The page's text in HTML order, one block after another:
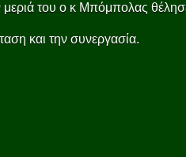
του ο κ Μπόμπολας
και την συνεργασία.